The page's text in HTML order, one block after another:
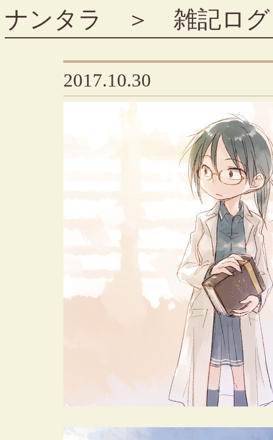
ナンタラ ＞ 雑記ログ
2017.10.30